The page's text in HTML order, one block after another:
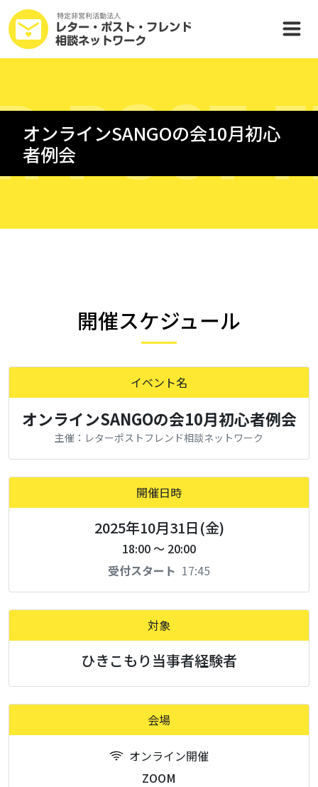
POSTF
オンラインSANGOの会10月初心
者例会
開催スケジュール
イベント名
オンラインSANGOの会10月初心者例会
主催：レターポストフレンド相談ネットワーク
開催日時
2025年10月31日(金)
18:00 ～ 20:00
受付スタート 17:45
対象
ひきこもり当事者経験者
会場
オンライン開催
ZOOM